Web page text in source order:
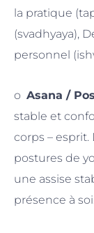
la pratique
(svadhyaya),
personnel
o Asana /
stable et
corps – esprit.
postures de
une assise
présence à